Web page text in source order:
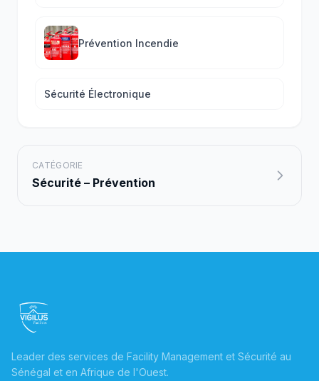
Prévention Incendie
Sécurité Électronique
CATÉGORIE
Sécurité – Prévention
Leader des services de Facility Management et Sécurité au
Sénégal et en Afrique de l'Ouest.